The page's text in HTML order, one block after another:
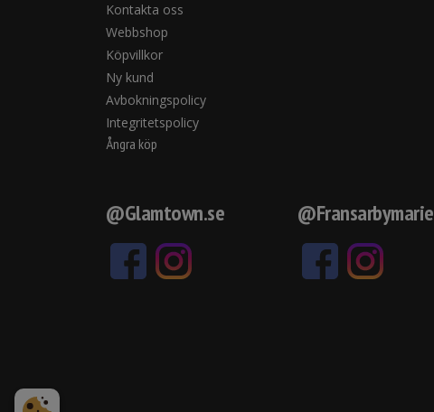
Kontakta oss
Webbshop
Köpvillkor
Ny kund
Avbokningspolicy
Integritetspolicy
Ångra köp
@Glamtown.se @Fransarbymarie